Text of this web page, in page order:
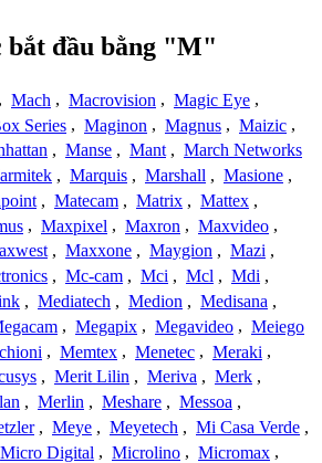
bắt đầu bằng "M"
, Mach , Macrovision , Magic Eye ,
Series , Maginon , Magnus , Maizic ,
, Manse , Mant , March Networks
, Marquis , Marshall , Masione ,
, Matecam , Matrix , Mattex ,
, Maxpixel , Maxron , Maxvideo ,
, Maxxone , Maygion , Mazi ,
, Mc-cam , Mci , Mcl , Mdi ,
, Mediatech , Medion , Medisana ,
, Megapix , Megavideo , Meiego
, Memtex , Menetec , Meraki ,
, Merit Lilin , Meriva , Merk ,
, Merlin , Meshare , Messoa ,
, Meye , Meyetech , Mi Casa Verde ,
Micro Digital , Microlino , Micromax ,